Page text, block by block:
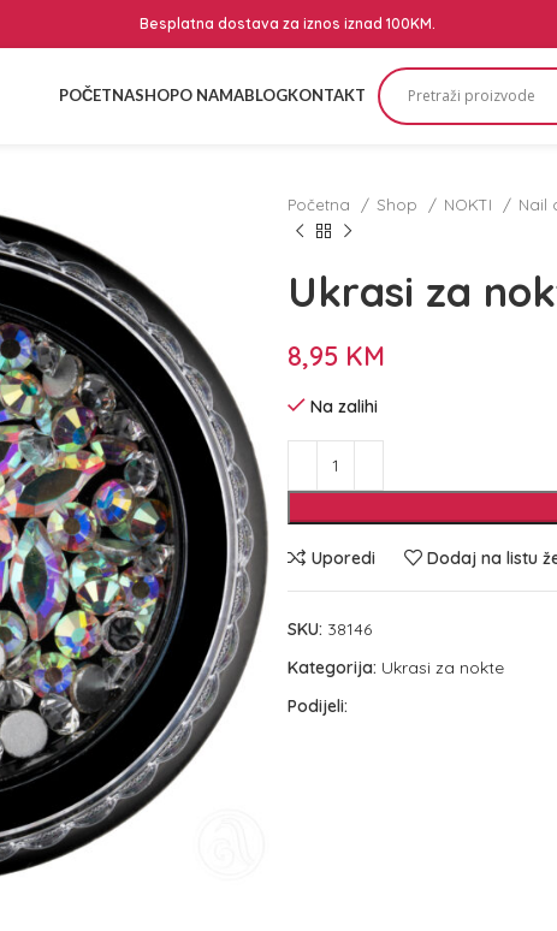
Besplatna dostava za iznos iznad 100KM.
POČETNASHOPO NAMABLOGKONTAKT
Početna Shop NOKTI Nail
Ukrasi za
8,95 KM
Na zalihi
Uporedi Dodaj na listu
SKU: 38146
Kategorija: Ukrasi za nokte
Podijeli: